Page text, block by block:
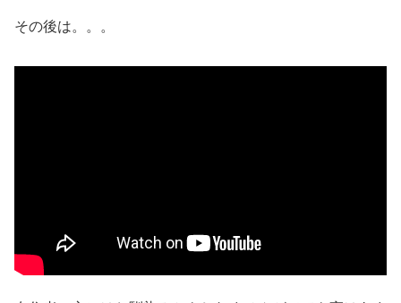
その後は。。。